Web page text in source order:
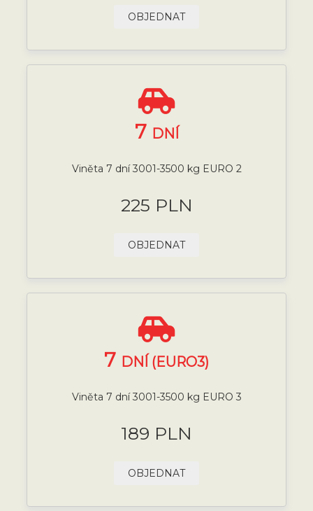
OBJEDNAT
7 DNÍ
Viněta 7 dní 3001-3500 kg EURO 2
225 PLN
OBJEDNAT
7 DNÍ (EURO3)
Viněta 7 dní 3001-3500 kg EURO 3
189 PLN
OBJEDNAT